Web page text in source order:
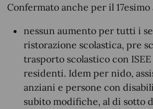
Confermato anche per il
nessun aumento per tutti i
ristorazione scolastica, pre
trasporto scolastico con
residenti. Idem per nido,
anziani e persone con
subito modifiche, al di sotto